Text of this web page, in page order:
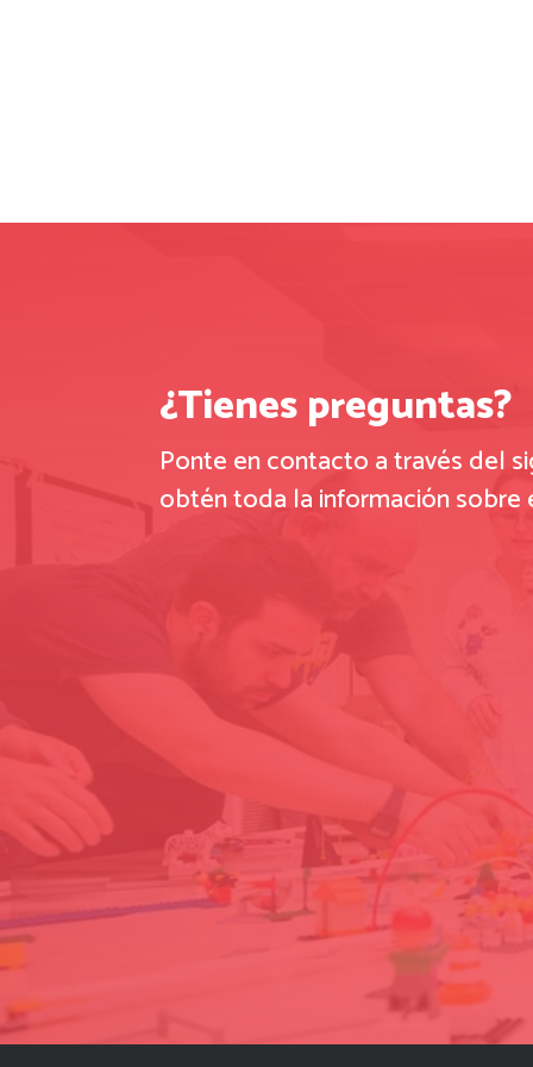
¿Tienes preguntas?
Ponte en contacto a través del
obtén toda la información sobre